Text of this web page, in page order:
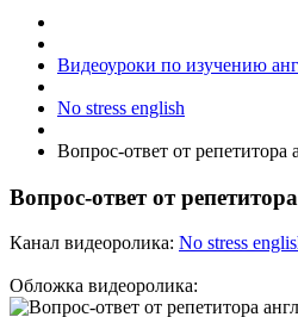
Видеоуроки по изучению
No stress english
Вопрос-ответ от репетитора
Вопрос-ответ от
Канал видеоролика: No stress
Обложка видеоролика: